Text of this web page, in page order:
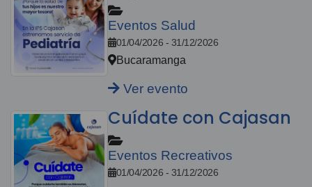
Eventos Salud
01/04/2026 - 31/12/2026
Bucaramanga
Ver evento
Cuídate con Cajasan
Eventos Recreativos
01/04/2026 - 31/12/2026